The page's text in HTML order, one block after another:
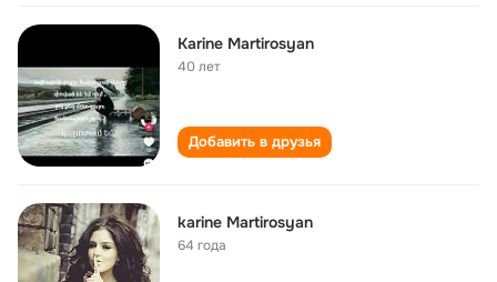
Karine Martirosyan
40 лет
Добавить в друзья
karine Martirosyan
64 года